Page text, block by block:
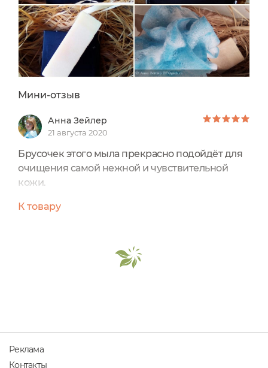
тела. Оно превосходно подходит даже для
маленьких детей. Ведь мыло очень нежно
очищает кожу и совсем не сушит ее ) У меня
оно хранится в проветриваемой мыльнице и
совсем не раскисает.
Рекомендую!
Мини-отзыв
Анна Зейлер
21 августа 2020
Брусочек этого мыла прекрасно подойдёт для
очищения самой нежной и чувствительной
кожи.
будущих мам.
(оливковое, кокосовое, пальмовое, карите,
касторовое, подсолнечное), козье молоко,
К товару
Реклама
Контакты